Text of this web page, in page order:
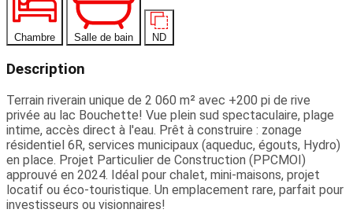
Chambre Salle de bain ND
Description
Terrain riverain unique de 2 060 m² avec +200 pi de rive
privée au lac Bouchette! Vue plein sud spectaculaire, plage
intime, accès direct à l'eau. Prêt à construire : zonage
résidentiel 6R, services municipaux (aqueduc, égouts, Hydro)
en place. Projet Particulier de Construction (PPCMOI)
approuvé en 2024. Idéal pour chalet, mini-maisons, projet
locatif ou éco-touristique. Un emplacement rare, parfait pour
investisseurs ou visionnaires!